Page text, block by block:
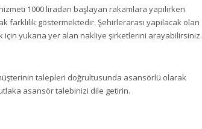
1000 liradan başlayan rakamlara yapılırken
farklılık göstermektedir. Şehirlerarası yapılacak olan
için yukarıa yer alan nakliye şirketlerini arayabilirsiniz.
talepleri doğrultusunda asansörlü olarak
asansör talebinizi dile getirin.